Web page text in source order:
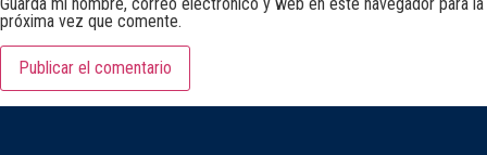
próxima vez que comente.